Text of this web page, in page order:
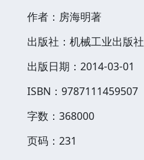
作者：房海明著
出版社：机械工业出版社
出版日期：2014-03-01
ISBN：9787111459507
字数：368000
页码：231